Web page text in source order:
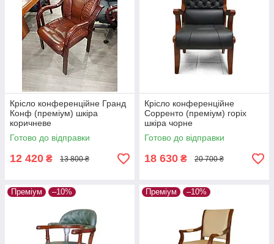
Крісло конференційне Гранд
Конф (преміум) шкіра
коричневе
Готово до відправки
12 420 ₴ 13 800 ₴
Крісло конференційне
Сорренто (преміум) горіх
шкіра чорне
Готово до відправки
18 630 ₴ 20 700 ₴
Преміум –10% Преміум –10%